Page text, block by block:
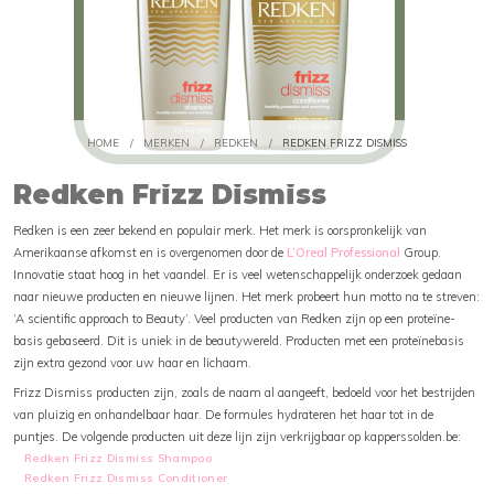
HOME / MERKEN / REDKEN / REDKEN FRIZZ DISMISS
Redken Frizz Dismiss
Redken is een zeer bekend en populair merk. Het merk is oorspronkelijk van
Amerikaanse afkomst en is overgenomen door de L’Oreal Professional Group.
Innovatie staat hoog in het vaandel. Er is veel wetenschappelijk onderzoek gedaan
naar nieuwe producten en nieuwe lijnen. Het merk probeert hun motto na te streven:
‘A scientific approach to Beauty’. Veel producten van Redken zijn op een proteïne-
basis gebaseerd. Dit is uniek in de beautywereld. Producten met een proteïnebasis
zijn extra gezond voor uw haar en lichaam.
Frizz Dismiss producten zijn, zoals de naam al aangeeft, bedoeld voor het bestrijden
van pluizig en onhandelbaar haar. De formules hydrateren het haar tot in de
puntjes. De volgende producten uit deze lijn zijn verkrijgbaar op kapperssolden.be:
Redken Frizz Dismiss Shampoo
Redken Frizz Dismiss Conditioner